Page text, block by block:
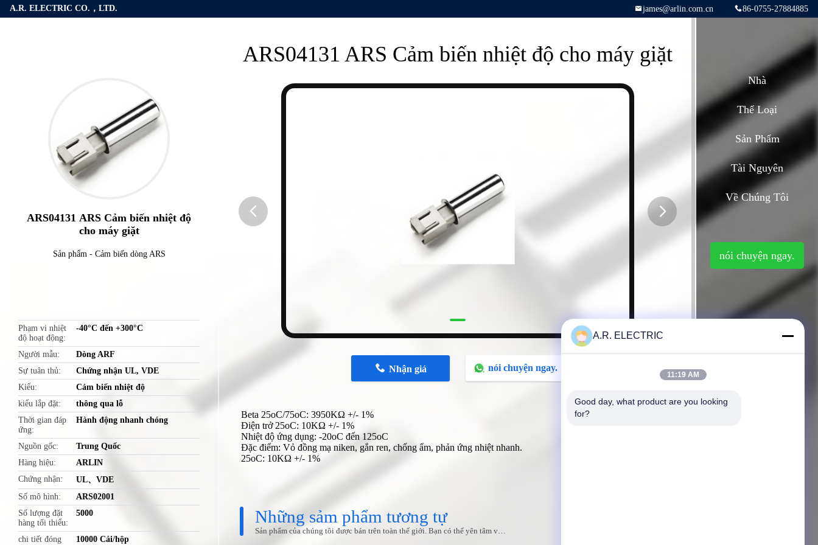
A.R. ELECTRIC CO.，LTD. 86-0755-27884885
james@arlin.com.cn
ARS04131 ARS Cảm biến nhiệt độ
cho máy giặt
Sản phẩm- Cảm biến dòng ARS
Phạm vi nhiệt
độ hoạt động
-40°C đến +300°C
Người mẫu
Dòng ARF
Sự tuân thủ
Chứng nhận UL, VDE
Kiểu
Cảm biến nhiệt độ
kiểu lắp đặt
thông qua lỗ
Thời gian đáp
ứng
Hành động nhanh chóng
Nguồn gốc
Trung Quốc
Hàng hiệu
ARLIN
Chứng nhận
UL、VDE
Số mô hình
ARS02001
Số lượng đặt
hàng tối thiểu
5000
chi tiết đóng
10000 Cái/hộp
ARS04131 ARS Cảm biến nhiệt độ cho máy giặt
button
Nhận giá nói chuyện ngay.
Beta 25oC/75oC: 3950KΩ +/- 1%
Điện trở 25oC: 10KΩ +/- 1%
Nhiệt độ ứng dụng: -20oC đến 125oC
Đặc điểm: Vỏ đồng mạ niken, gắn ren, chống ẩm, phản ứng nhiệt nhanh.
25oC: 10KΩ +/- 1%
Nhà
Thể Loại
Sản Phẩm
Tài Nguyên
Về Chúng Tôi
nói chuyện ngay.
A.R. ELECTRIC
11:19 AM
Good day, what product are you looking
for?